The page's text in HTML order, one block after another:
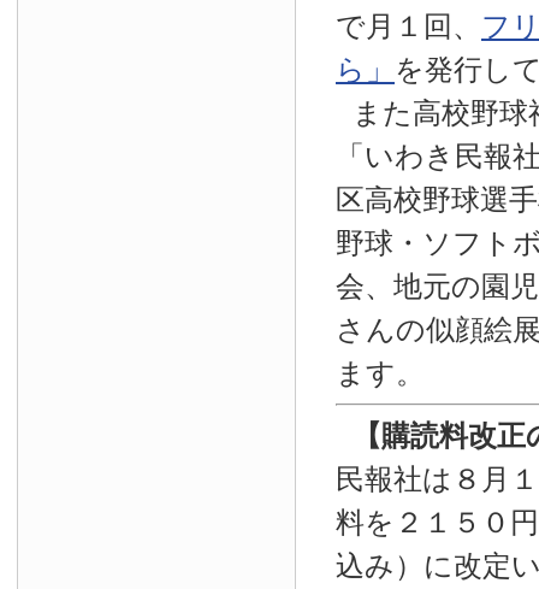
で月１回、 フ
ら」 を発行し
また高校野
「いわき民報
区高校野球選
野球・ソフト
会、地元の園
さんの似顔絵
ます。
【購読料改正
民報社は８月
料を２１５０
込み）に改定